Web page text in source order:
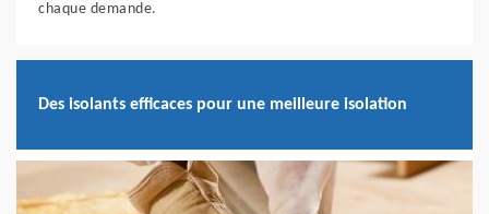
chaque demande.
Des isolants efficaces pour une meilleure isolation